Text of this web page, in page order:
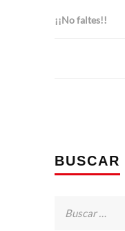
¡¡No faltes!!
BUSCAR